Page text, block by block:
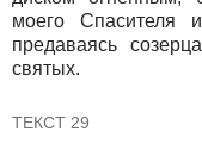
моего
предаваясь
святых.
ТЕКСТ 29